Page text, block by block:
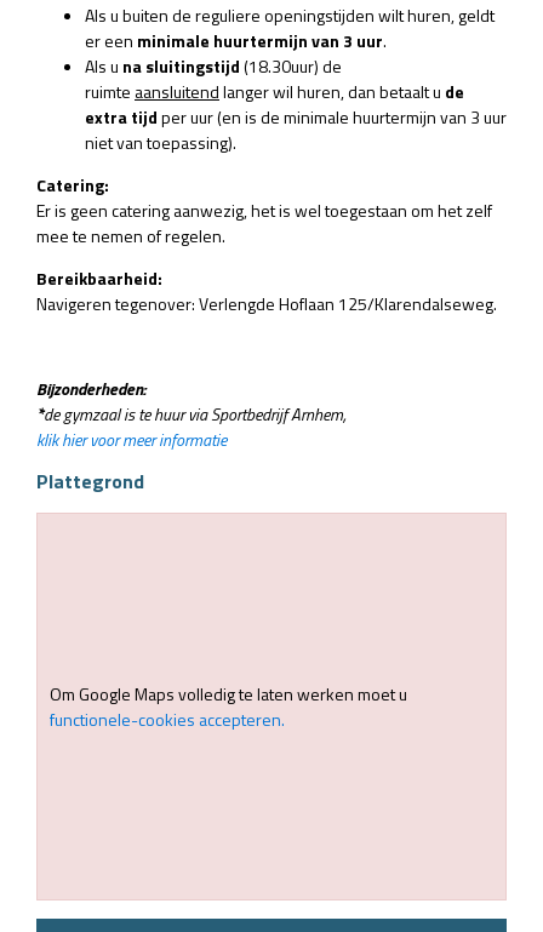
Als u buiten de reguliere openingstijden wilt huren, geldt
er een minimale huurtermijn van 3 uur.
Als u na sluitingstijd(18.30uur) de
ruimte aansluitendlanger wil huren, dan betaalt u de
extra tijdper uur (en is de minimale huurtermijn van 3 uur
niet van toepassing).
Catering:
Er is geen catering aanwezig, het is wel toegestaan om het zelf
mee te nemen of regelen.
Bereikbaarheid:
Navigeren tegenover: Verlengde Hoflaan 125/Klarendalseweg.
Bijzonderheden:
*de gymzaal is te huur via Sportbedrijf Arnhem,
klik hier voor meer informatie
Plattegrond
Om Google Maps volledig te laten werken moet u
functionele-cookies accepteren.